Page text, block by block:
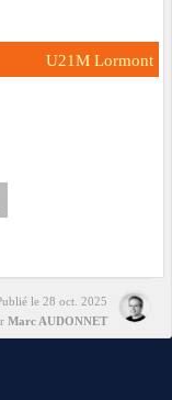
U21M Lormont
le 28 oct. 2025
Marc AUDONNET